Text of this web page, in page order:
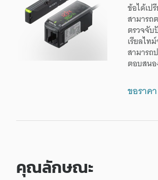
ข้อได้เป
สามารถ
ตรวจจับ
เรียลไทม์
สามารถ
ตอบสนอ
ขอราคา
คุณลักษณะ